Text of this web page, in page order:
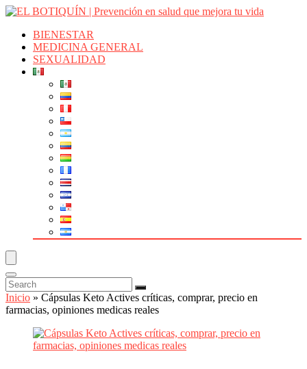
BIENESTAR
MEDICINA GENERAL
SEXUALIDAD
Inicio » Cápsulas Keto Actives críticas, comprar, precio en
farmacias, opiniones medicas reales